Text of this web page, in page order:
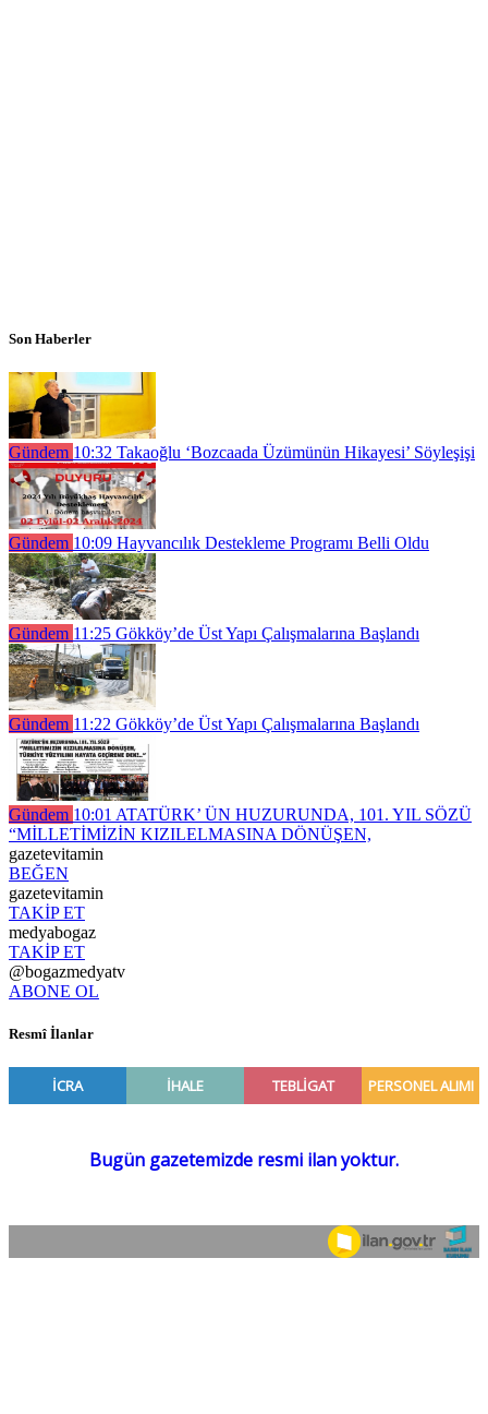
Son Haberler
Gündem 10:32 Takaoğlu ‘Bozcaada Üzümünün Hikayesi’ Söyleşişi
Gündem 10:09 Hayvancılık Destekleme Programı Belli Oldu
Gündem 11:25 Gökköy’de Üst Yapı Çalışmalarına Başlandı
Gündem 11:22 Gökköy’de Üst Yapı Çalışmalarına Başlandı
Gündem 10:01 ATATÜRK’ ÜN HUZURUNDA, 101. YIL SÖZÜ
“MİLLETİMİZİN KIZILELMASINA DÖNÜŞEN,
gazetevitamin
BEĞEN
gazetevitamin
TAKİP ET
medyabogaz
TAKİP ET
@bogazmedyatv
ABONE OL
Resmî İlanlar